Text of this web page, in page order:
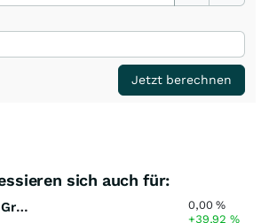
Jetzt berechnen
sich auch für:
All for One Group 0,00%
+39,92%